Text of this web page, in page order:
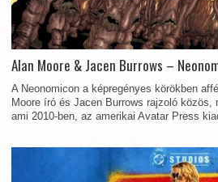
Alan Moore & Jacen Burrows –
A Neonomicon a képregényes körökben
Moore író és Jacen Burrows rajzoló közös,
ami 2010-ben, az amerikai Avatar Press